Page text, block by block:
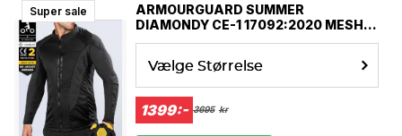
Super sale
ARMOURGUARD SUMMER
DIAMONDY CE-1 17092:2020 MESH
MOTORCYKEL JAKKE
Vælge Størrelse
1399:- 3695 kr